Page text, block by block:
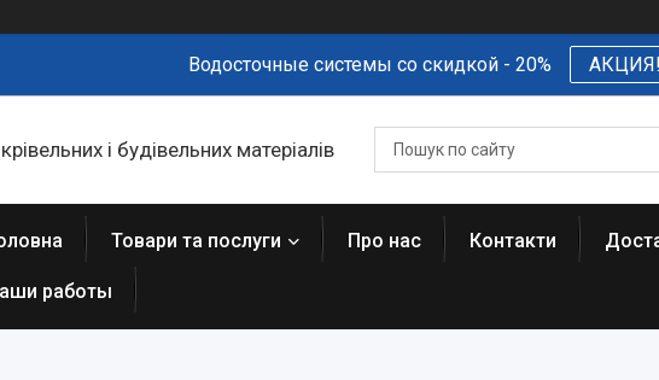
Водосточные системы со скидкой - 20% АКЦИЯ!
і будівельних матеріалів
Товари та послуги Про нас Контакти
работы